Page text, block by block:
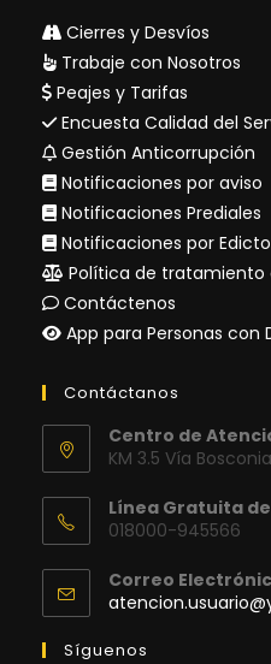
Cierres y Desvíos
Trabaje con Nosotros
Peajes y Tarifas
Encuesta Calidad del
Gestión Anticorrupción
Notificaciones por aviso
Notificaciones Prediales
Notificaciones por Edicto
Política de tratamiento
Contáctenos
App para Personas con
Contáctanos
Centro de
KM 3.5 Vía
Línea Gratuita
018000-945566
Correo
Síguenos